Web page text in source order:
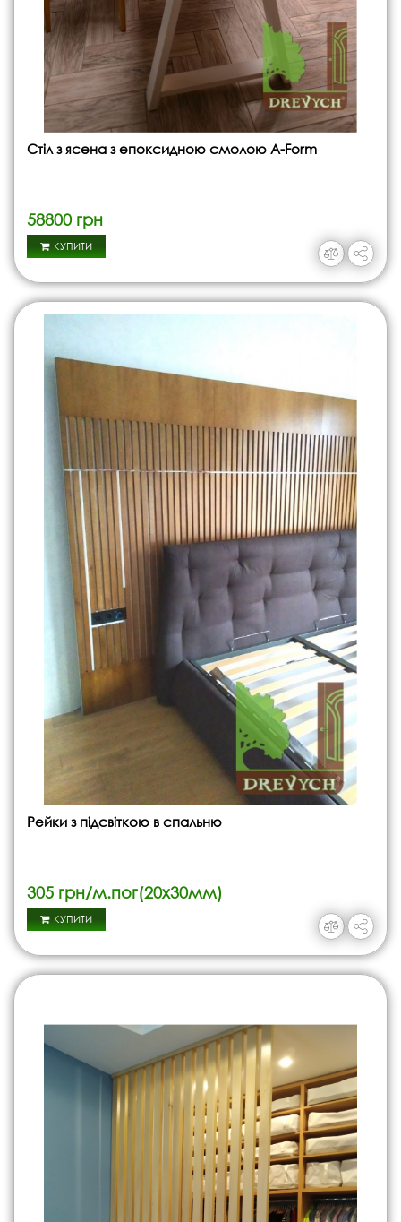
Стіл з ясена з епоксидною смолою A-Form
58800 грн
КУПИТИ
Рейки з підсвіткою в спальню
305 грн/м.пог(20х30мм)
КУПИТИ